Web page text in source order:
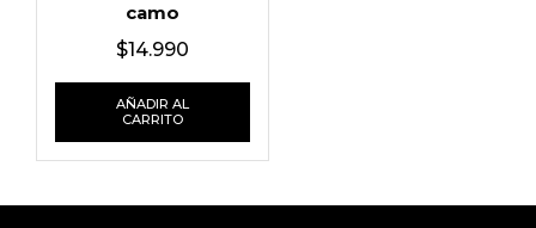
camo
$14.990
AÑADIR AL
CARRITO